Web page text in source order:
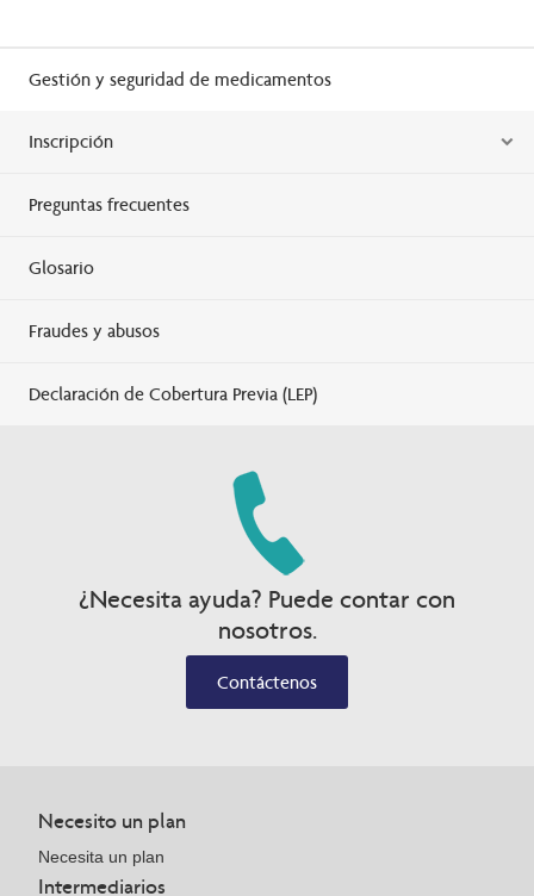
Gestión y seguridad de medicamentos
Inscripción
Preguntas frecuentes
Glosario
Fraudes y abusos
Declaración de Cobertura Previa (LEP)
¿Necesita ayuda? Puede contar con
nosotros.
Contáctenos
Necesito un plan
Necesita un plan
Intermediarios